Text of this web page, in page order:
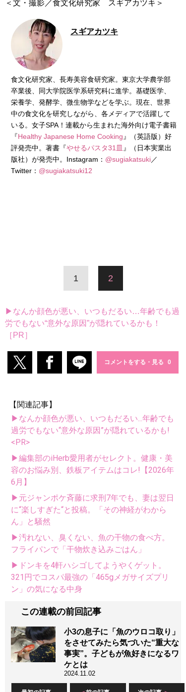
＜文・撮影／食文化研究家 スギアカツキ＞
スギアカツキ
食文化研究家、長寿美容食研究家。東京大学農学部
卒業後、同大学院医学系研究科に進学。基礎医学、
栄養学、発酵学、微生物学などを学ぶ。現在、世界
中の食文化を研究しながら、各メディアで活躍して
いる。女子SPA！連載から生まれた海外向け電子書籍
『Healthy Japanese Home Cooking 』（英語版）好
評発売中。著書『やせるパスタ31皿 』（日本実業出
版社）が発売中。Instagram： @sugiakatsuki／
Twitter： @sugiakatsuki12
1 2
▶なんか顔色が悪い、いつもだるい…年齢でも過
労でもない“意外な原因”が隠れているかも！
［PR］
コメントをする・見る
【関連記事】
▶なんか顔色が悪い、いつもだるい...年齢でも
過労でもない“意外な原因”が隠れているかも!
<PR>
▶編集部のiHerb愛用者がセレクト。健康・美
容のお悩み別、鉄板アイテムはコレ!【2026年
6月】
▶元ジャンポケ斉藤に求刑7年でも、妻は翌日
に“楽しすぎた“と投稿。「その神経がわから
ん」と騒然
▶汚れない、臭くない、魚の干物の食べ方。
フライパンで「干物炊き込みごはん」
▶ドンキを4軒ハシゴしてようやくゲット。
321円でコスパ最強の「465gメガサイズプリ
ン」の気になる中身
この連載の前回記事
小3の息子に「魚のウロコ取り」
をさせてみたら気づいた“重大な
事実”。子どもが魚好きになるワ
ケとは
2024.11.02